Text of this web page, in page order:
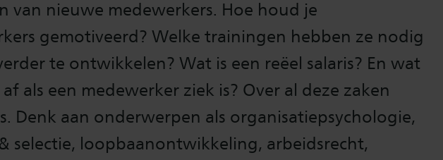
van nieuwe medewerkers. Hoe houd je
gemotiveerd? Welke trainingen hebben ze nodig
te ontwikkelen? Wat is een reëel salaris? En wat
als een medewerker ziek is? Over al deze zaken
Denk aan onderwerpen als organisatiepsychologie,
selectie, loopbaanontwikkeling, arbeidsrecht,